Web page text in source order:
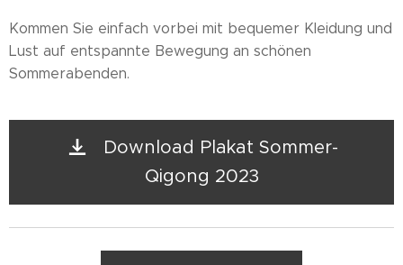
Kommen Sie einfach vorbei mit bequemer Kleidung und
Lust auf entspannte Bewegung an schönen
Sommerabenden.
Download Plakat Sommer-
Qigong 2023